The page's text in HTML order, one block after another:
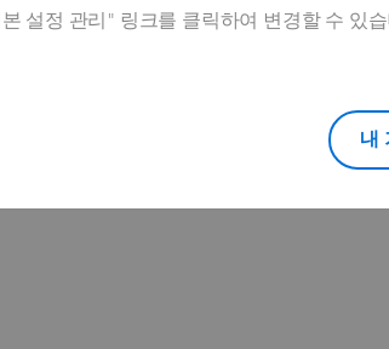
des équipes pluridisciplinaires
par une forte croissance
et de l’inclusion
설정 관리" 링크를 클릭하여 변경할 수 있
내